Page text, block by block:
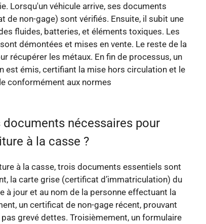
Lorsqu'un véhicule arrive, ses documents
de non-gage) sont vérifiés. Ensuite, il subit une
fluides, batteries, et éléments toxiques. Les
démontées et mises en vente. Le reste de la
récupérer les métaux. En fin de processus, un
est émis, certifiant la mise hors circulation et le
conformément aux normes
documents nécessaires pour
à la casse ?
à la casse, trois documents essentiels sont
la carte grise (certificat d’immatriculation) du
à jour et au nom de la personne effectuant la
un certificat de non-gage récent, prouvant
pas grevé dettes. Troisièmement, un formulaire